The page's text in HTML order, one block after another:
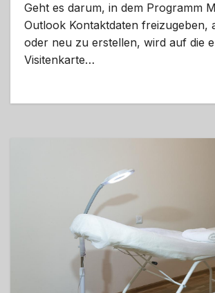
Geht es darum, in dem Programm
Outlook Kontaktdaten freizugeben,
oder neu zu erstellen, wird auf die
Visitenkarte…